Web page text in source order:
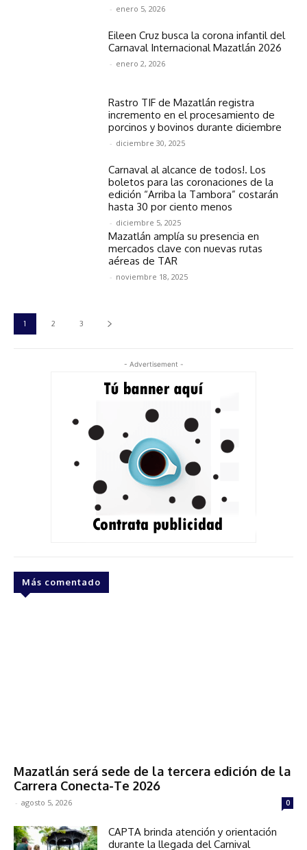
- Advertisement -
Más comentado
Mazatlán será sede de la tercera edición de la
Carrera Conecta-Te 2026
- agosto 5, 2026 0
CAPTA brinda atención y orientación
durante la llegada del Carnival
- enero 5, 2026
Eileen Cruz busca la corona infantil del
Carnaval Internacional Mazatlán 2026
- enero 2, 2026
Rastro TIF de Mazatlán registra
incremento en el procesamiento de
porcinos y bovinos durante diciembre
- diciembre 30, 2025
Carnaval al alcance de todos!. Los
boletos para las coronaciones de la
edición “Arriba la Tambora” costarán
hasta 30 por ciento menos
- diciembre 5, 2025
Mazatlán amplía su presencia en
mercados clave con nuevas rutas
aéreas de TAR
- noviembre 18, 2025
1 2 3